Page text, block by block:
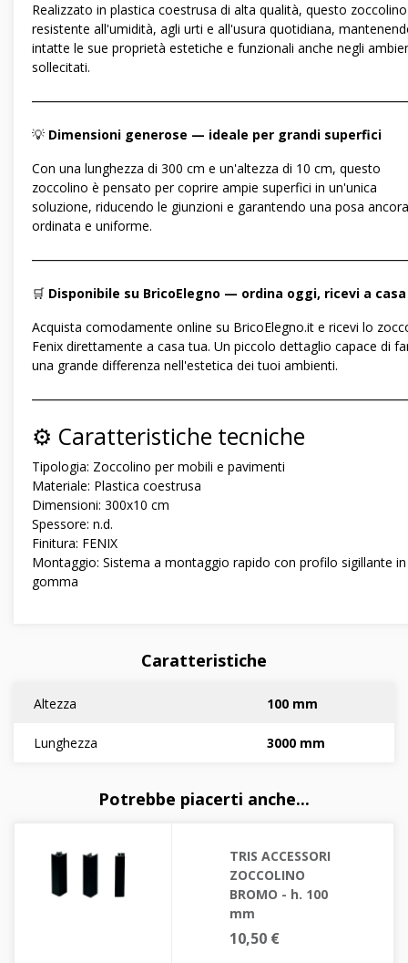
Realizzato in plastica coestrusa di alta qualità, questo
resistente all'umidità, agli urti e all'usura quotidiana,
intatte le sue proprietà estetiche e funzionali anche negli
sollecitati.
💡 Dimensioni generose — ideale per grandi superfici
Con una lunghezza di 300 cm e un'altezza di 10 cm, questo
zoccolino è pensato per coprire ampie superfici in un'unica
soluzione, riducendo le giunzioni e garantendo una posa
ordinata e uniforme.
🛒 Disponibile su BricoElegno — ordina oggi, ricevi a
Acquista comodamente online su BricoElegno.it e ricevi lo
Fenix direttamente a casa tua. Un piccolo dettaglio capace di
una grande differenza nell'estetica dei tuoi ambienti.
⚙️ Caratteristiche tecniche
Tipologia: Zoccolino per mobili e pavimenti
Materiale: Plastica coestrusa
Dimensioni: 300x10 cm
Spessore: n.d.
Finitura: FENIX
Montaggio: Sistema a montaggio rapido con profilo sigillante in
gomma
Caratteristiche
Altezza 100 mm
Lunghezza 3000 mm
Potrebbe piacerti anche...
TRIS ACCESSORI
ZOCCOLINO
BROMO - h. 100
mm
10,50 €